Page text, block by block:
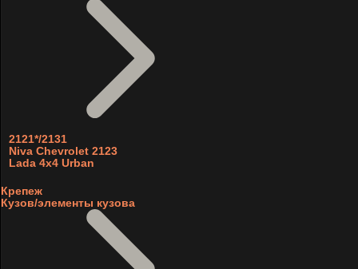
2121*/2131
Niva Chevrolet 2123
Lada 4x4 Urban
Крепеж
Кузов/элементы кузова